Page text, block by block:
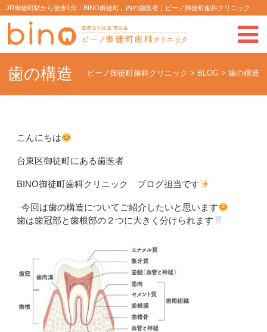
JR御徒町駅から徒歩1分「BINO御徒町」内の歯医者｜ビーノ御徒町歯科クリニック
歯の構造 ビーノ御徒町歯科クリニック > BLOG> 歯の構造
こんにちは
台東区御徒町にある歯医者
BINO御徒町歯科クリニック ブログ担当です
今回は歯の構造についてご紹介したいと思います
歯は歯冠部と歯根部の２つに大きく分けられます